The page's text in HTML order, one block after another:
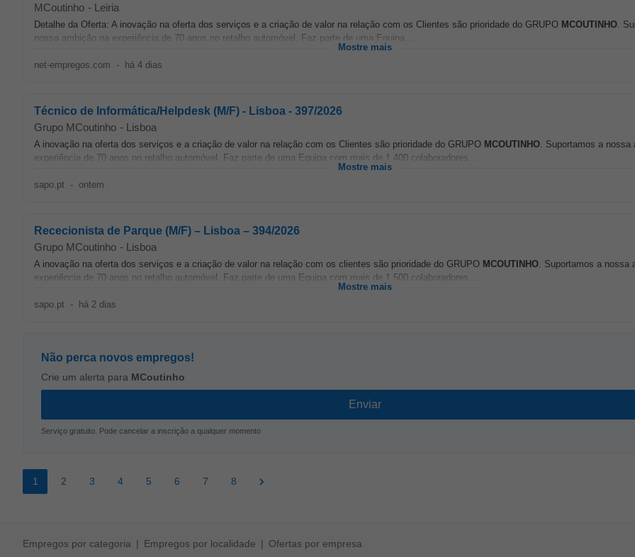
MCoutinho - Leiria
Detalhe da Oferta: A inovação na oferta dos serviços e a criação de valor na relação com os Clientes são prioridade do GRUPO MCOUTINHO.
nossa ambição na experiência de 70 anos no retalho automóvel. Faz parte de uma Equipa...
Mostre mais
net-empregos.com - há 4 dias
Técnico de Informática/Helpdesk (M/F) - Lisboa - 397/2026
Grupo MCoutinho - Lisboa
A inovação na oferta dos serviços e a criação de valor na relação com os Clientes são prioridade do GRUPO MCOUTINHO. Suportamos a nossa
experiência de 70 anos no retalho automóvel. Faz parte de uma Equipa com mais de 1.400 colaboradores...
Mostre mais
sapo.pt - ontem
Rececionista de Parque (M/F) – Lisboa – 394/2026
Grupo MCoutinho - Lisboa
A inovação na oferta dos serviços e a criação de valor na relação com os clientes são prioridade do GRUPO MCOUTINHO. Suportamos a nossa
experiência de 70 anos no retalho automóvel. Faz parte de uma Equipa com mais de 1.500 colaboradores...
Mostre mais
sapo.pt - há 2 dias
Não perca novos empregos!
Crie um alerta para MCoutinho
Serviço gratuito. Pode cancelar a inscrição a qualquer momento
1 2 3 4 5 6 7 8
Empregos por categoria Empregos por localidade Ofertas por empresa